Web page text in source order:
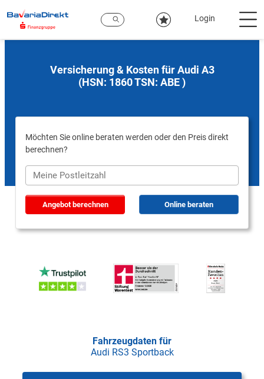
Hauptinhalt
Login
Versicherung & Kosten für Audi A3
(HSN: 1860 TSN: ABE )
Möchten Sie online beraten werden oder den Preis direkt
berechnen?
Angebot berechnen Online beraten
Fahrzeugdaten für
Audi RS3 Sportback